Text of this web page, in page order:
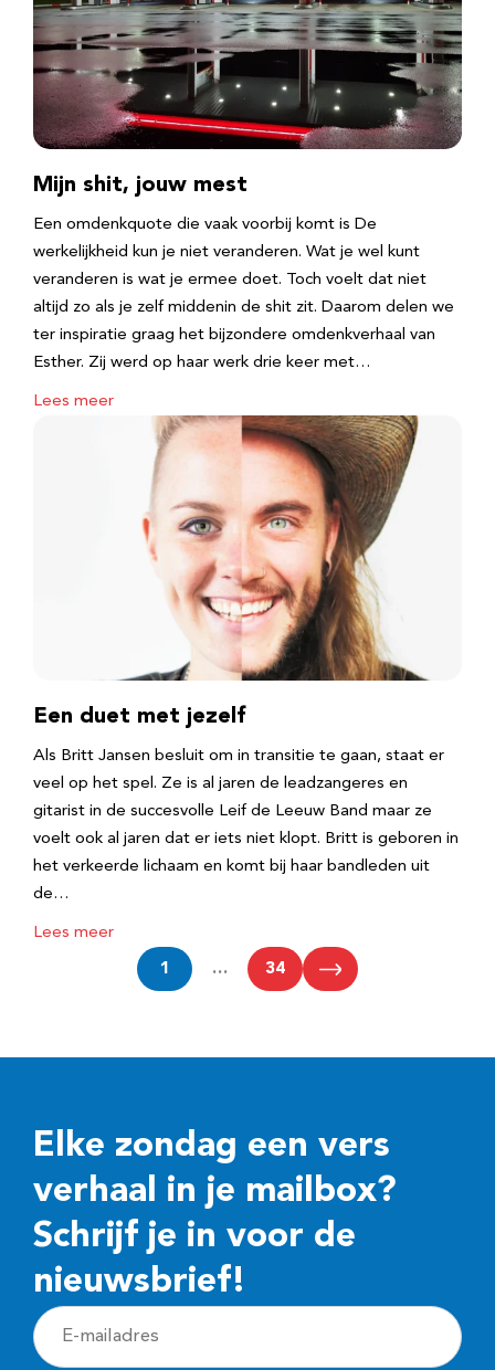
Mijn shit, jouw mest
Een omdenkquote die vaak voorbij komt is De
werkelijkheid kun je niet veranderen. Wat je wel kunt
veranderen is wat je ermee doet. Toch voelt dat niet
altijd zo als je zelf middenin de shit zit. Daarom delen we
ter inspiratie graag het bijzondere omdenkverhaal van
Esther. Zij werd op haar werk drie keer met…
Lees meer
Een duet met jezelf
Als Britt Jansen besluit om in transitie te gaan, staat er
veel op het spel. Ze is al jaren de leadzangeres en
gitarist in de succesvolle Leif de Leeuw Band maar ze
voelt ook al jaren dat er iets niet klopt. Britt is geboren in
het verkeerde lichaam en komt bij haar bandleden uit
de…
Lees meer
1 … 34
Elke zondag een vers
verhaal in je mailbox?
Schrijf je in voor de
nieuwsbrief!
E
-